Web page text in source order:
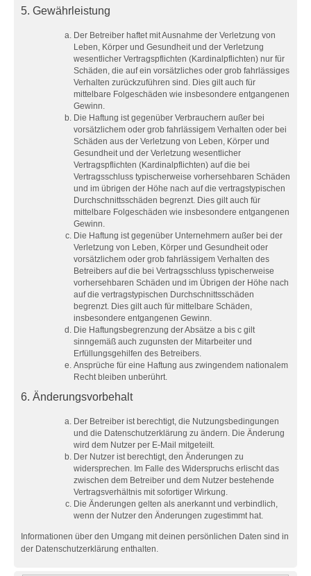
5. Gewährleistung
Der Betreiber haftet mit Ausnahme der Verletzung von
Leben, Körper und Gesundheit und der Verletzung
wesentlicher Vertragspflichten (Kardinalpflichten) nur für
Schäden, die auf ein vorsätzliches oder grob fahrlässiges
Verhalten zurückzuführen sind. Dies gilt auch für
mittelbare Folgeschäden wie insbesondere entgangenen
Gewinn.
Die Haftung ist gegenüber Verbrauchern außer bei
vorsätzlichem oder grob fahrlässigem Verhalten oder bei
Schäden aus der Verletzung von Leben, Körper und
Gesundheit und der Verletzung wesentlicher
Vertragspflichten (Kardinalpflichten) auf die bei
Vertragsschluss typischerweise vorhersehbaren Schäden
und im übrigen der Höhe nach auf die vertragstypischen
Durchschnittsschäden begrenzt. Dies gilt auch für
mittelbare Folgeschäden wie insbesondere entgangenen
Gewinn.
Die Haftung ist gegenüber Unternehmern außer bei der
Verletzung von Leben, Körper und Gesundheit oder
vorsätzlichem oder grob fahrlässigem Verhalten des
Betreibers auf die bei Vertragsschluss typischerweise
vorhersehbaren Schäden und im Übrigen der Höhe nach
auf die vertragstypischen Durchschnittsschäden
begrenzt. Dies gilt auch für mittelbare Schäden,
insbesondere entgangenen Gewinn.
Die Haftungsbegrenzung der Absätze a bis c gilt
sinngemäß auch zugunsten der Mitarbeiter und
Erfüllungsgehilfen des Betreibers.
Ansprüche für eine Haftung aus zwingendem nationalem
Recht bleiben unberührt.
6. Änderungsvorbehalt
Der Betreiber ist berechtigt, die Nutzungsbedingungen
und die Datenschutzerklärung zu ändern. Die Änderung
wird dem Nutzer per E-Mail mitgeteilt.
Der Nutzer ist berechtigt, den Änderungen zu
widersprechen. Im Falle des Widerspruchs erlischt das
zwischen dem Betreiber und dem Nutzer bestehende
Vertragsverhältnis mit sofortiger Wirkung.
Die Änderungen gelten als anerkannt und verbindlich,
wenn der Nutzer den Änderungen zugestimmt hat.
Informationen über den Umgang mit deinen persönlichen Daten sind in
der Datenschutzerklärung enthalten.